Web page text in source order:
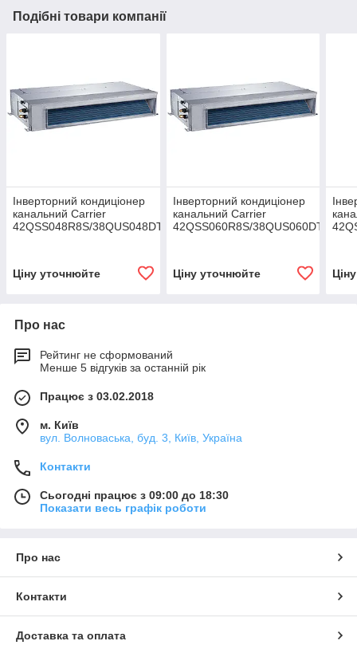
Подібні товари компанії
Інверторний кондиціонер
канальний Carrier
42QSS048R8S/38QUS048DT-
Ціну уточнюйте
Інверторний кондиціонер
канальний Carrier
42QSS060R8S/38QUS060DT-
Ціну уточнюйте
Про нас
Рейтинг не сформований
Менше 5 відгуків за останній рік
Працює з 03.02.2018
м. Київ
вул. Волноваська, буд. 3, Київ, Україна
Контакти
Сьогодні працює з 09:00 до 18:30
Показати весь графік роботи
Про нас
Контакти
Доставка та оплата